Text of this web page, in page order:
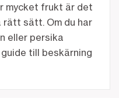
mycket frukt är det
sätt. Om du har
eller persika
till beskärning